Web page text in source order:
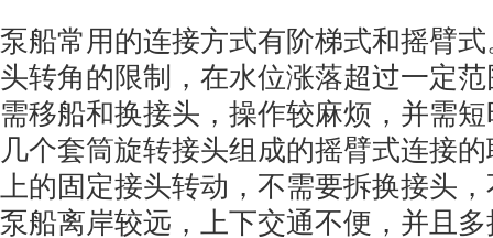
泵船常用的连接方式有阶梯式和摇臂
头转角的限制，在水位涨落超过一定
需移船和换接头，操作较麻烦，并需
几个套筒旋转接头组成的摇臂式连接
上的固定接头转动，不需要拆换接头
泵船离岸较远，上下交通不便，并且